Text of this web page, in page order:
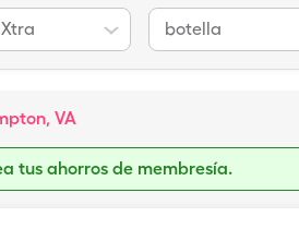
botella
VA
tus ahorros de membresía.